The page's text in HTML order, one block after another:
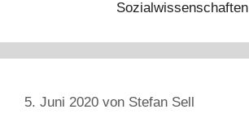
Sozialwissenschaften
5. Juni 2020 von Stefan Sell